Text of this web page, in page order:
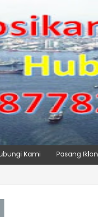
Kami Pasang Iklan